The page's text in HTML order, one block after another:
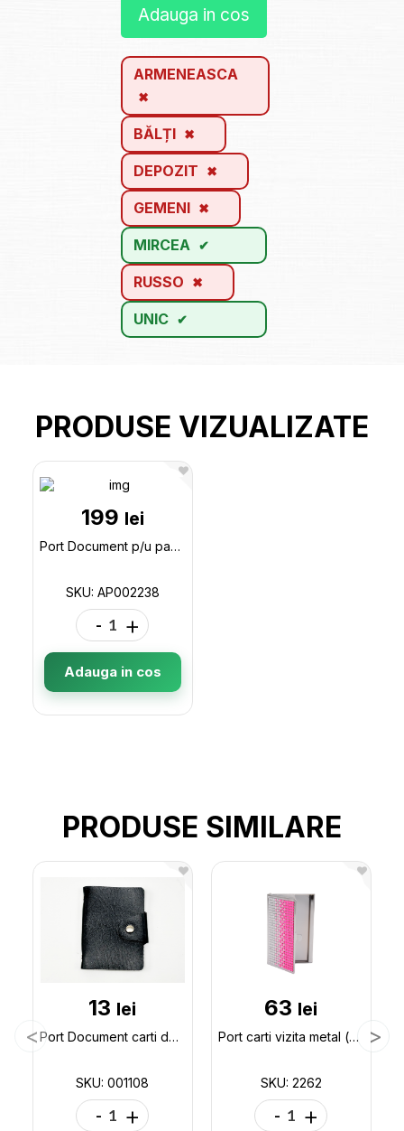
Adauga in cos
ARMENEASCA
BĂLȚI
DEPOZIT
GEMENI
MIRCEA
RUSSO
UNIC
PRODUSE VIZUALIZATE
199 lei
Port Document p/u pasaport AP002238
SKU: AP002238
- +
Adauga in cos
PRODUSE SIMILARE
13 lei
Port Document carti de vizita (ML2-9) 001108
SKU: 001108
- +
63 lei
Port carti vizita metal (diamante) 2262
SKU: 2262
- +